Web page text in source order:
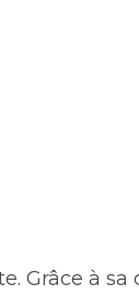
Grâce à sa